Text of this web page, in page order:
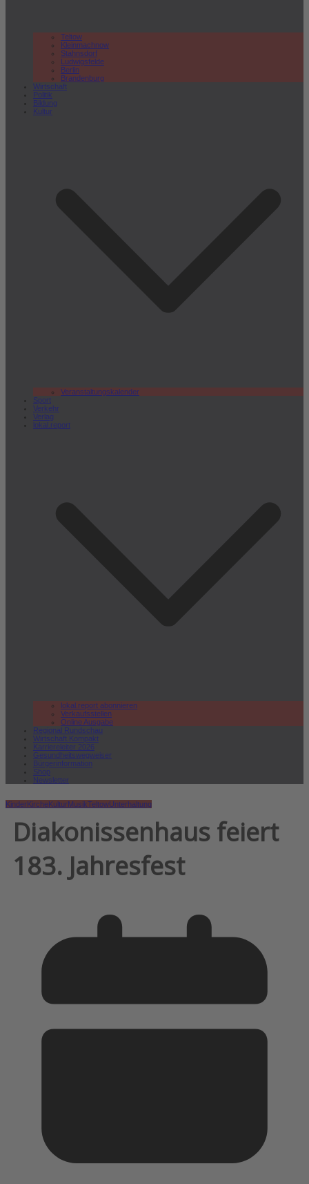
Teltow
Kleinmachnow
Stahnsdorf
Ludwigsfelde
Berlin
Brandenburg
Wirtschaft
Politik
Bildung
Kultur
Veranstaltungskalender
Sport
Verkehr
Verlag
lokal.report
lokal.report abonnieren
Verkaufsstellen
Online Ausgabe
Regional Rundschau
Wirtschaft.Kompakt
Karriereleiter 2026
Gesundheitswegweiser
Bürgerinformation
Shop
Newsletter
KinderKircheKulturMusikTeltowUnterhaltung
Diakonissenhaus feiert
183. Jahresfest